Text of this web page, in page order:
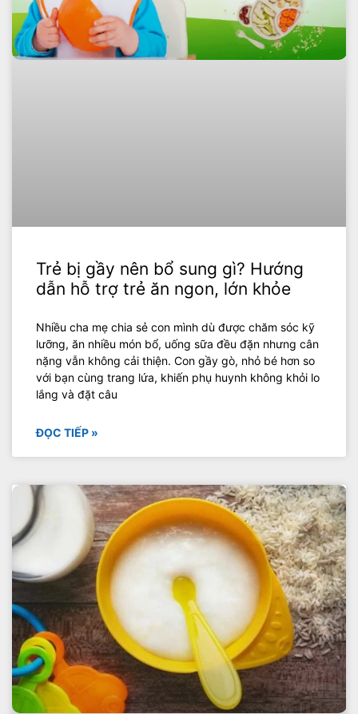
Trẻ bị gầy nên bổ sung gì? Hướng
dẫn hỗ trợ trẻ ăn ngon, lớn khỏe
Nhiều cha mẹ chia sẻ con mình dù được chăm sóc kỹ
lưỡng, ăn nhiều món bổ, uống sữa đều đặn nhưng cân
nặng vẫn không cải thiện. Con gầy gò, nhỏ bé hơn so
với bạn cùng trang lứa, khiến phụ huynh không khỏi lo
lắng và đặt câu
ĐỌC TIẾP »